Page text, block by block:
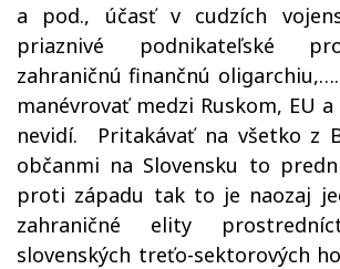
a pod., účasť v cudzích
priaznivé podnikateľské
zahraničnú finančnú
manévrovať medzi Ruskom, EU
nevidí. Pritakávať na všetko z
občanmi na Slovensku to
proti západu tak to je naozaj
zahraničné elity
slovenských treťo-sektorových